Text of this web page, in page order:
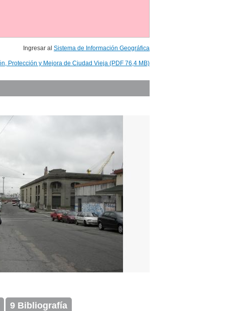
Ingresar al Sistema de Información Geográfica
Protección y Mejora de Ciudad Vieja (PDF 76,4 MB)
9 Bibliografía